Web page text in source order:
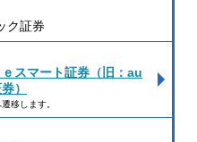
ク証券
スマート証券（旧：au
）
移します。